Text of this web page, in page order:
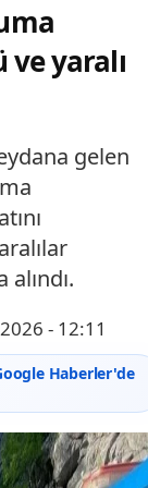
ve yaralı
gelen
- 12:11
Haberler'de